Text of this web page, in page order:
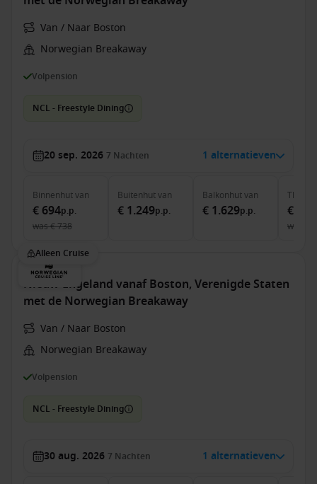
Van / Naar Boston
Norwegian Breakaway
Volpension
NCL - Freestyle Dining
20 sep. 2026 7 Nachten 1 alternatieven
Binnenhutvan
€ 694p.p.
was€ 738
Buitenhutvan
€ 1.249p.p.
Balkonhutvan
€ 1.629p.p.
The
€
was
Alleen Cruise
Nieuw-Engeland vanaf Boston, Verenigde Staten
met de Norwegian Breakaway
Van / Naar Boston
Norwegian Breakaway
Volpension
NCL - Freestyle Dining
30 aug. 2026 7 Nachten 1 alternatieven